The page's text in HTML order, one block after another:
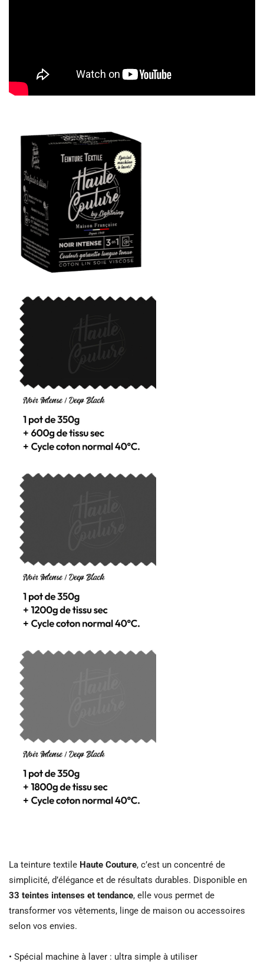
La teinture textile Haute Couture, c’est un concentré de
simplicité, d’élégance et de résultats durables. Disponible en
33 teintes intenses et tendance, elle vous permet de
transformer vos vêtements, linge de maison ou accessoires
selon vos envies.
• Spécial machine à laver : ultra simple à utiliser